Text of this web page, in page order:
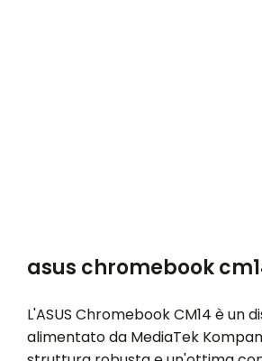
asus chromebook
L'ASUS Chromebook CM14 è un
alimentato da MediaTek